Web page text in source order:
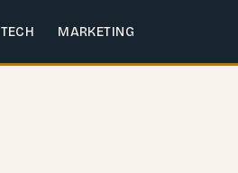
TECH MARKETING